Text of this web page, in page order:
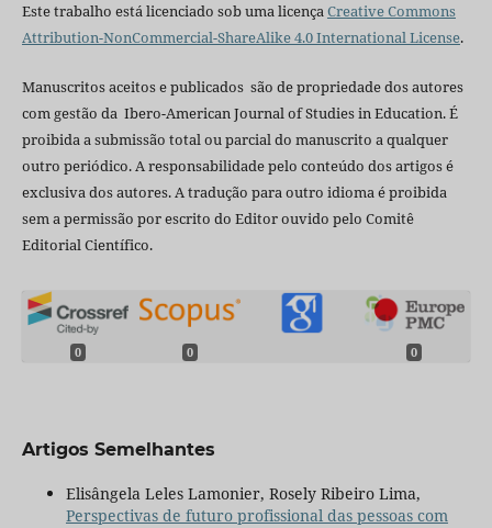
Este trabalho está licenciado sob uma licençaCreative Commons
Attribution-NonCommercial-ShareAlike 4.0 International License.
Manuscritos aceitos e publicados são de propriedade dos autores
com gestão da Ibero-American Journal of Studies in Education. É
proibida a submissão total ou parcial do manuscrito a qualquer
outro periódico. A responsabilidade pelo conteúdo dos artigos é
exclusiva dos autores. A tradução para outro idioma é proibida
sem a permissão por escrito do Editor ouvido pelo Comitê
Editorial Científico.
0 0 0
Artigos Semelhantes
Elisângela Leles Lamonier, Rosely Ribeiro Lima,
Perspectivas de futuro profissional das pessoas com